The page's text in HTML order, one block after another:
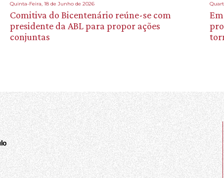
Quinta-Feira, 18 de Junho de 2026
Comitiva do Bicentenário reúne-se com
presidente da ABL para propor ações
conjuntas